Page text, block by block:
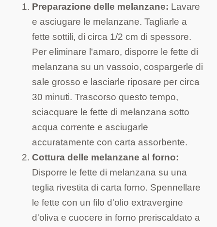
Preparazione delle melanzane: Lavare
e asciugare le melanzane. Tagliarle a
fette sottili, di circa 1/2 cm di spessore.
Per eliminare l'amaro, disporre le fette di
melanzana su un vassoio, cospargerle di
sale grosso e lasciarle riposare per circa
30 minuti. Trascorso questo tempo,
sciacquare le fette di melanzana sotto
acqua corrente e asciugarle
accuratamente con carta assorbente.
Cottura delle melanzane al forno:
Disporre le fette di melanzana su una
teglia rivestita di carta forno. Spennellare
le fette con un filo d'olio extravergine
d'oliva e cuocere in forno preriscaldato a